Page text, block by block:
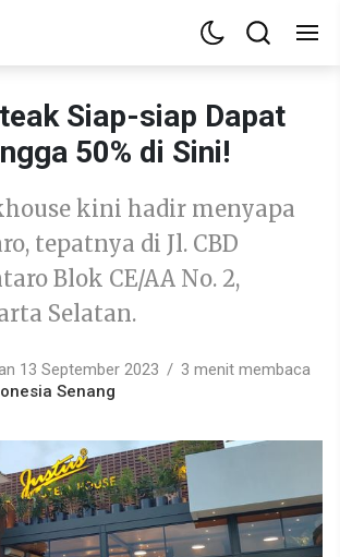
Siap-siap Dapat
50% di Sini!
kini hadir menyapa
tepatnya di Jl. CBD
Blok CE/AA No. 2,
Selatan.
13 September 2023
3 menit membaca
Senang